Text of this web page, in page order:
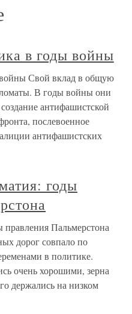
в годы войны
Свой вклад в общую
В годы войны они
антифашистской
послевоенное
антифашистских
годы
Пальмерстона
дорог совпало по
в политике.
очень хорошими, зерна
держались на низком